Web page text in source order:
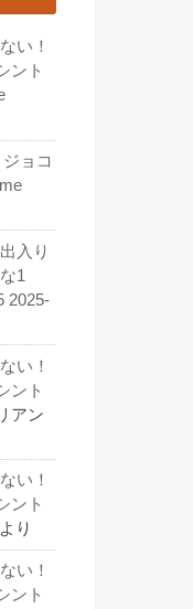
い！
ント
ョコ
入り
1
2025-
い！
ント
アン
い！
ント
より
い！
ント